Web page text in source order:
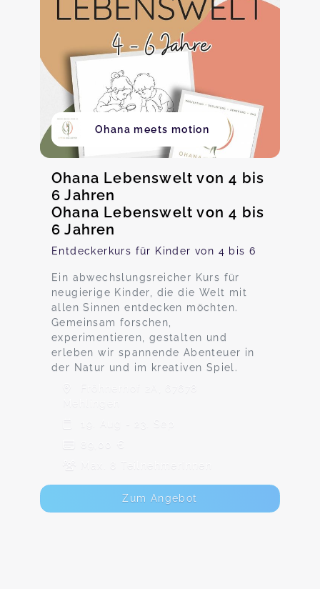
Ohana meets motion
Ohana Lebenswelt von 4 bis
6 Jahren
Ohana Lebenswelt von 4 bis
6 Jahren
Entdeckerkurs für Kinder von 4 bis 6
Ein abwechslungsreicher Kurs für
neugierige Kinder, die die Welt mit
allen Sinnen entdecken möchten.
Gemeinsam forschen,
experimentieren, gestalten und
erleben wir spannende Abenteuer in
der Natur und im kreativen Spiel.
Fröhnerhof 2A, 67678
19. Aug - 23. Sep
89,00 €
Max. 8 TeilnehmerInnen
Zum Angebot